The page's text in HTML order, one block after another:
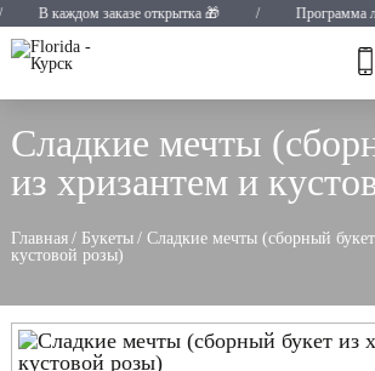
каждом заказе открытка 🎁 / Программа
Сладкие мечты
из хризантем и
Главная / Букеты / Сладкие мечты (сборный
кустовой розы)